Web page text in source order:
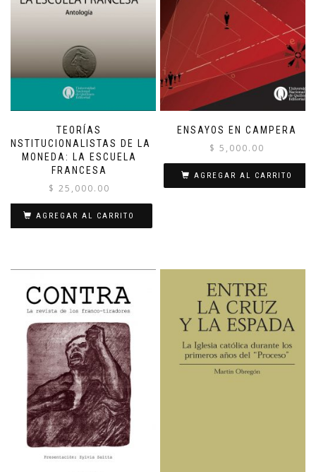
TEORÍAS
INSTITUCIONALISTAS DE LA
MONEDA: LA ESCUELA
FRANCESA
$ 25,000.00
AGREGAR AL CARRITO
ENSAYOS EN CAMPERA
$ 5,000.00
AGREGAR AL CARRITO